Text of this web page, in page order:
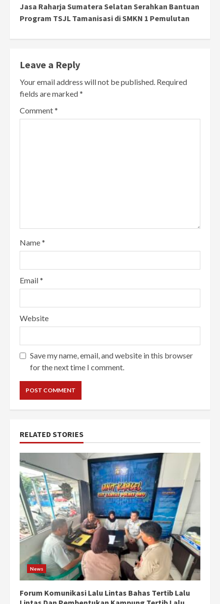
Jasa Raharja Sumatera Selatan Serahkan Bantuan
Program TSJL Tamanisasi di SMKN 1 Pemulutan
Leave a Reply
Your email address will not be published. Required
fields are marked*
Comment*
Name*
Email*
Website
Save my name, email, and website in this browser
for the next time I comment.
RELATED STORIES
News
Forum Komunikasi Lalu Lintas Bahas Tertib Lalu